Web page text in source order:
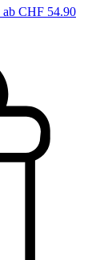
ab CHF 54.90